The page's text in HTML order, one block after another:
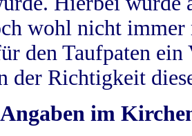
wohl nicht
den Taufpaten
der Richtigkeit
im